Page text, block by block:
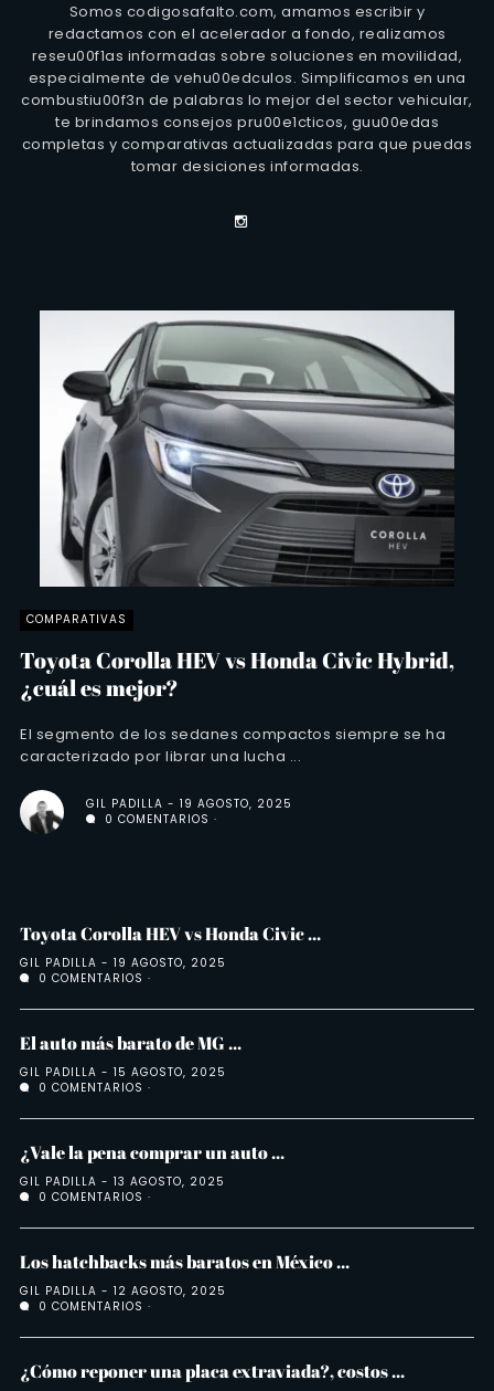
Somos codigosafalto.com, amamos escribir y
redactamos con el acelerador a fondo, realizamos
reseu00f1as informadas sobre soluciones en movilidad,
especialmente de vehu00edculos. Simplificamos en una
combustiu00f3n de palabras lo mejor del sector vehicular,
te brindamos consejos pru00e1cticos, guu00edas
completas y comparativas actualizadas para que puedas
tomar desiciones informadas.
COMPARATIVAS
Toyota Corolla HEV vs Honda Civic Hybrid,
¿cuál es mejor?
El segmento de los sedanes compactos siempre se ha
caracterizado por librar una lucha ...
GIL PADILLA
19 AGOSTO, 2025
0 COMENTARIOS
Toyota Corolla HEV vs Honda Civic ...
GIL PADILLA
19 AGOSTO, 2025
0 COMENTARIOS
El auto más barato de MG ...
GIL PADILLA
15 AGOSTO, 2025
0 COMENTARIOS
¿Vale la pena comprar un auto ...
GIL PADILLA
13 AGOSTO, 2025
0 COMENTARIOS
Los hatchbacks más baratos en México ...
GIL PADILLA
12 AGOSTO, 2025
0 COMENTARIOS
¿Cómo reponer una placa extraviada?, costos ...